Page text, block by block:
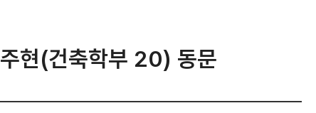
현(건축학부 20) 동문